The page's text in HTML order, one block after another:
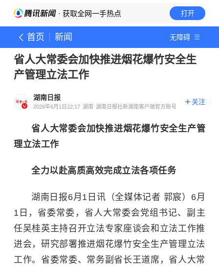
· 获取全网一手热点 打开
首页 新闻 无障碍
省人大常委会加快推进烟花爆竹安全生
产管理立法工作
湖南日报
2026年6月1日22:17 湖南 湖南日报社新湖南客户端官方账号
关注
省人大常委会加快推进烟花爆竹安全生产管
理立法工作
全力以赴高质高效完成立法各项任务
湖南日报6月1日讯（全媒体记者 郭宸）6月
1日，省委常委，省人大常委会党组书记、副主
任吴桂英主持召开立法专家座谈会和立法工作推
进会，研究部署推进烟花爆竹安全生产管理立法
工作。省委常委、常务副省长王道席，省人大常